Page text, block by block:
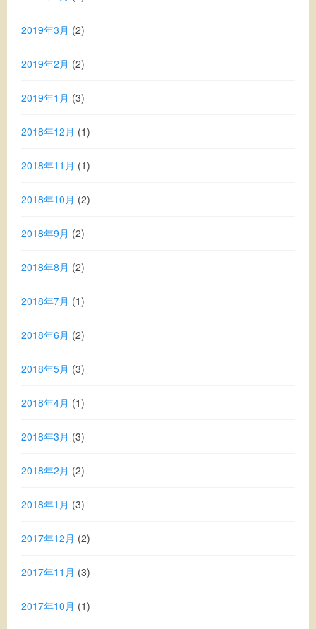
2019年3月 (2)
2019年2月 (2)
2019年1月 (3)
2018年12月 (1)
2018年11月 (1)
2018年10月 (2)
2018年9月 (2)
2018年8月 (2)
2018年7月 (1)
2018年6月 (2)
2018年5月 (3)
2018年4月 (1)
2018年3月 (3)
2018年2月 (2)
2018年1月 (3)
2017年12月 (2)
2017年11月 (3)
2017年10月 (1)